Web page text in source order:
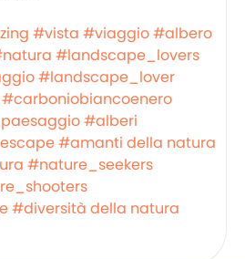
#vista #viaggio#albero
#landscape_lovers
#landscape_lover
#carboniobiancoenero
#alberi
#amanti della natura
#nature_seekers
#diversità della natura